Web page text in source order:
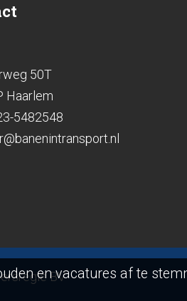
50T
Haarlem
5482548
BV
en vacatures af te